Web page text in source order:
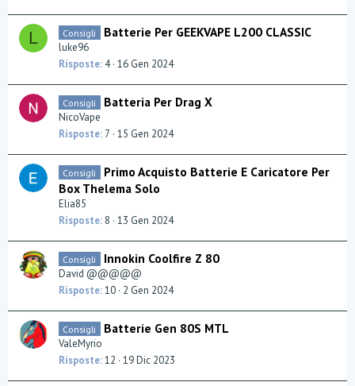
L Consigli Batterie Per GEEKVAPE L200 CLASSIC
luke96
Risposte 4 16 Gen 2024
Consigli Batteria Per Drag X
NicoVape
Risposte 7 15 Gen 2024
Consigli
Primo Acquisto Batterie E Caricatore Per
Box Thelema Solo
Elia85
Risposte 8 13 Gen 2024
Consigli Innokin Coolfire Z 80
David @@@@@
Risposte 10 2 Gen 2024
Consigli Batterie Gen 80S MTL
ValeMyrio
Risposte 12 19 Dic 2023